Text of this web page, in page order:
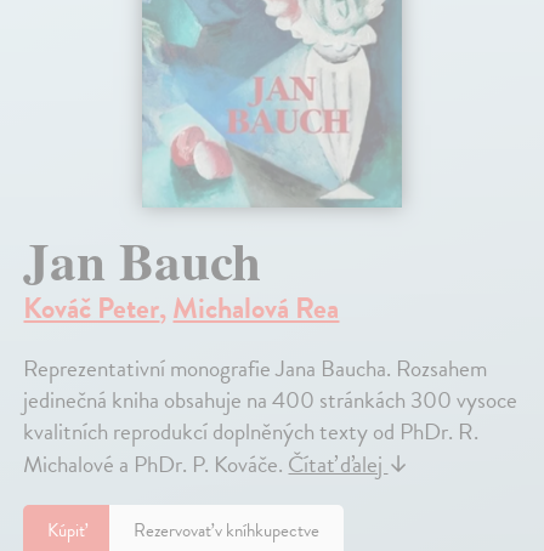
Jan Bauch
Kováč Peter,Michalová Rea
Reprezentativní monografie Jana Baucha. Rozsahem
jedinečná kniha obsahuje na 400 stránkách 300 vysoce
kvalitních reprodukcí doplněných texty od PhDr. R.
Michalové a PhDr. P. Kováče.Čítať ďalej↓
Kúpiť Rezervovať v kníhkupectve